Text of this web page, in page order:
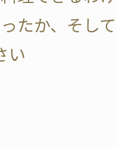
たか、そして
い